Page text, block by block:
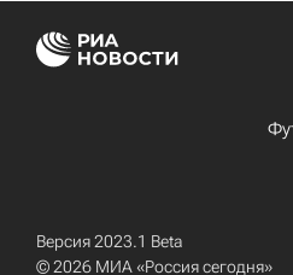
Версия 2023.1 Beta
© 2026 МИА «Россия сегодня»